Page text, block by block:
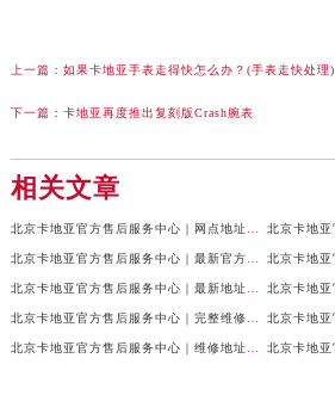
上一篇： 如果卡地亚手表走得快怎么办？(手表走快处理)
下一篇： 卡地亚再度推出复刻版Crash腕表
相关文章